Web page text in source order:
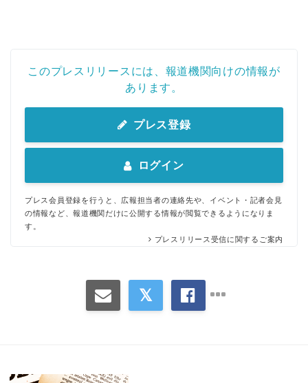
このプレスリリースには、報道機関向けの情報が
あります。
プレス登録
ログイン
プレス会員登録を行うと、広報担当者の連絡先や、イベント・記者会見
の情報など、報道機関だけに公開する情報が閲覧できるようになりま
す。
プレスリリース受信に関するご案内